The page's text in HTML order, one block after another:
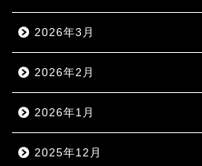
2026年3月
2026年2月
2026年1月
2025年12月